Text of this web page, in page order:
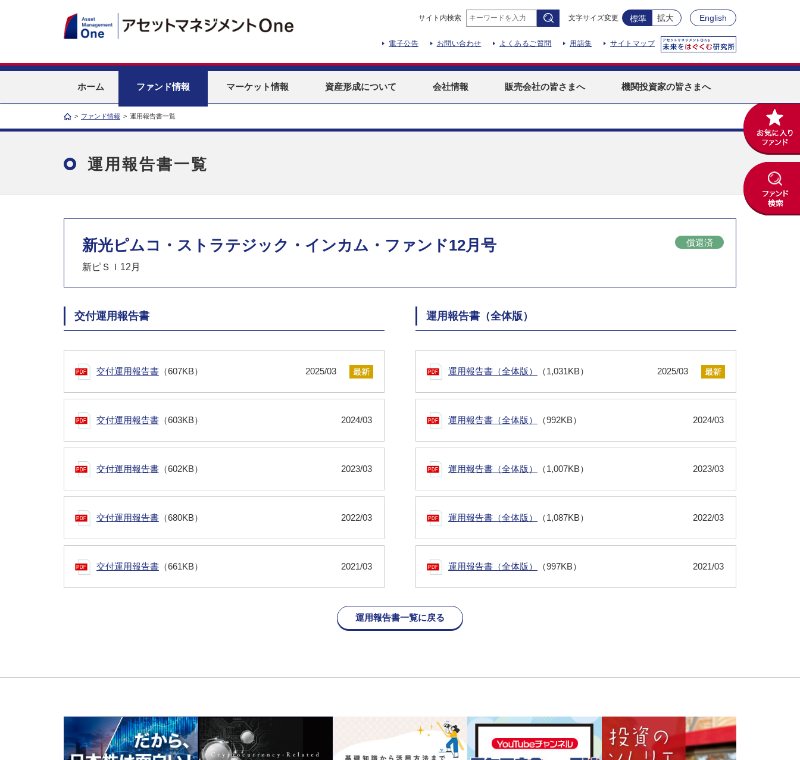
サイト内検索 文字サイズ変更 標準 拡大 English
電子公告 お問い合わせ よくあるご質問 用語集 サイトマップ
ホーム ファンド情報 マーケット情報 資産形成について 会社情報 販売会社の皆さまへ 機関投資家の皆さまへ
> ファンド情報 > 運用報告書一覧
運用報告書一覧
償還済
新光ピムコ・ストラテジック・インカム・ファンド12月号
新ピＳＩ12月
交付運用報告書
交付運用報告書 （607KB） 2025/03
交付運用報告書 （603KB） 2024/03
交付運用報告書 （602KB） 2023/03
交付運用報告書 （680KB） 2022/03
交付運用報告書 （661KB） 2021/03
運用報告書（全体版）
運用報告書（全体版） （1,031KB） 2025/03
運用報告書（全体版） （992KB） 2024/03
運用報告書（全体版） （1,007KB） 2023/03
運用報告書（全体版） （1,087KB） 2022/03
運用報告書（全体版） （997KB） 2021/03
運用報告書一覧に戻る